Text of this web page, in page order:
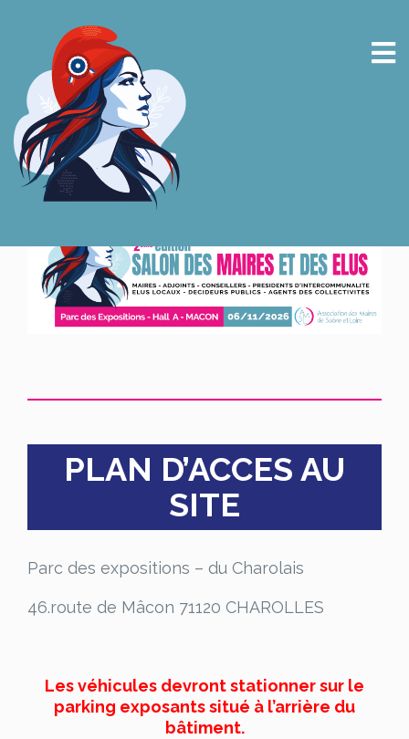
PLAN D’ACCES AU
SITE
Parc des expositions – du Charolais
46.route de Mâcon 71120 CHAROLLES
Les véhicules devront stationner sur le
parking exposants situé à l’arrière du
bâtiment.